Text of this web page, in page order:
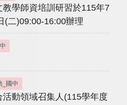
學師資培訓研習於115年7
(二)09:00-16:00辦理
_國中
動領域召集人(115學年度